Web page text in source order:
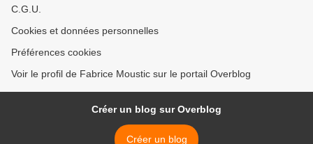
C.G.U.
Cookies et données personnelles
Préférences cookies
Voir le profil de Fabrice Moustic sur le portail Overblog
Créer un blog sur Overblog
Créer un blog